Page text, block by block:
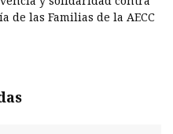
de las Familias de la AECC